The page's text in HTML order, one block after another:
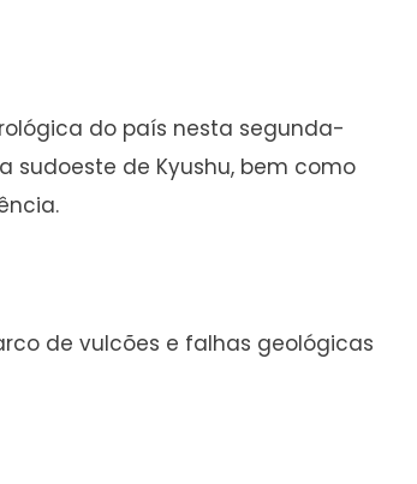
do país nesta segunda-
sudoeste de Kyushu, bem como
de vulcões e falhas geológicas